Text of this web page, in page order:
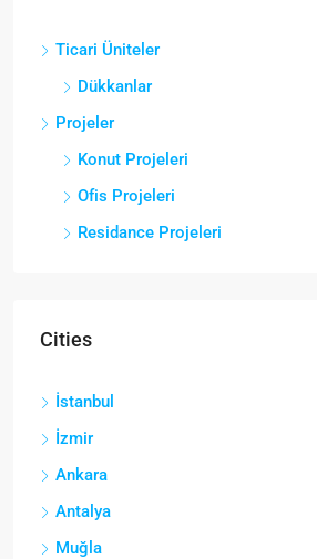
Ticari Üniteler
Dükkanlar
Projeler
Konut Projeleri
Ofis Projeleri
Residance Projeleri
Cities
İstanbul
İzmir
Ankara
Antalya
Muğla